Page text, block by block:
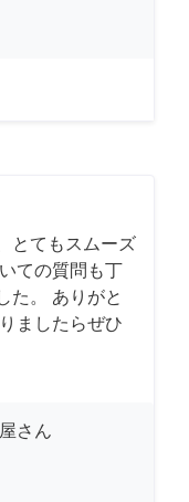
とてもスムーズ
ての質問も丁
た。 ありがと
ましたらぜひ
さん